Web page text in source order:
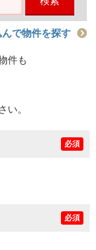
で物件を探す
件も
い。
必須
必須